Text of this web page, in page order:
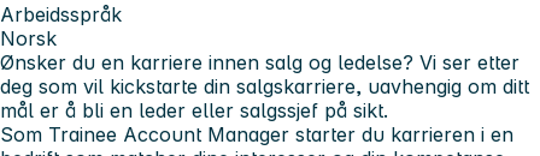
Arbeidsspråk
Norsk
Ønsker du en karriere innen salg og ledelse? Vi ser etter
deg som vil kickstarte din salgskarriere, uavhengig om ditt
mål er å bli en leder eller salgssjef på sikt.
Som Trainee Account Manager starter du karrieren i en